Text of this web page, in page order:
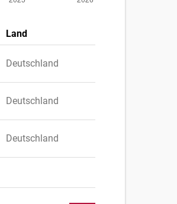
Land
Deutschland
Deutschland
Deutschland